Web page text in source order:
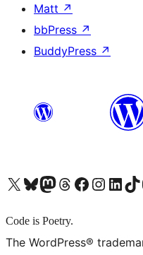
Matt ↗
bbPress ↗
BuddyPress ↗
X (旧 Twitter) アカウントへBluesky アカウントへMastodon アカウントへThreads アカウントへ Facebook ページへInstagram アカウントへ LinkedIn アカウントへTikTok アカウントへ
Code is Poetry.
The WordPress®